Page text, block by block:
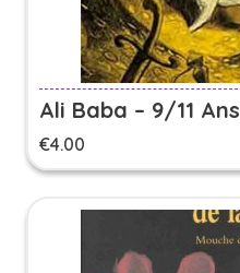
Ali Baba – 9/11 Ans
€4.00